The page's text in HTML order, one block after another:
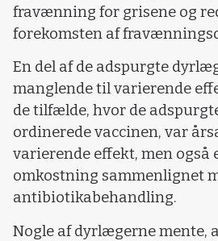
fravænning for grisene og
forekomsten af
En del af de adspurgte
manglende til varierende
de tilfælde, hvor de
ordinerede vaccinen, var
varierende effekt, men også
omkostning sammenlignet
antibiotikabehandling.
Nogle af dyrlægerne mente,